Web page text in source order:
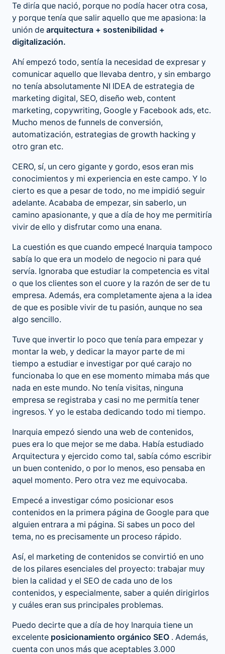
Te diría que nació, porque no podía hacer otra cosa,
y porque tenía que salir aquello que me apasiona: la
unión de arquitectura + sostenibilidad +
digitalización.
Ahí empezó todo, sentía la necesidad de expresar y
comunicar aquello que llevaba dentro, y sin embargo
no tenía absolutamente NI IDEA de estrategia de
marketing digital, SEO, diseño web, content
marketing, copywriting, Google y Facebook ads, etc.
Mucho menos de funnels de conversión,
automatización, estrategias de growth hacking y
otro gran etc.
CERO, sí, un cero gigante y gordo, esos eran mis
conocimientos y mi experiencia en este campo. Y lo
cierto es que a pesar de todo, no me impidió seguir
adelante. Acababa de empezar, sin saberlo, un
camino apasionante, y que a día de hoy me permitiría
vivir de ello y disfrutar como una enana.
La cuestión es que cuando empecé Inarquia tampoco
sabía lo que era un modelo de negocio ni para qué
servía. Ignoraba que estudiar la competencia es vital
o que los clientes son el cuore y la razón de ser de tu
empresa. Además, era completamente ajena a la idea
de que es posible vivir de tu pasión, aunque no sea
algo sencillo.
Tuve que invertir lo poco que tenía para empezar y
montar la web, y dedicar la mayor parte de mi
tiempo a estudiar e investigar por qué carajo no
funcionaba lo que en ese momento mimaba más que
nada en este mundo. No tenía visitas, ninguna
empresa se registraba y casi no me permitía tener
ingresos. Y yo le estaba dedicando todo mi tiempo.
Inarquia empezó siendo una web de contenidos,
pues era lo que mejor se me daba. Había estudiado
Arquitectura y ejercido como tal, sabía cómo escribir
un buen contenido, o por lo menos, eso pensaba en
aquel momento. Pero otra vez me equivocaba.
Empecé a investigar cómo posicionar esos
contenidos en la primera página de Google para que
alguien entrara a mi página. Si sabes un poco del
tema, no es precisamente un proceso rápido.
Así, el marketing de contenidos se convirtió en uno
de los pilares esenciales del proyecto: trabajar muy
bien la calidad y el SEO de cada uno de los
contenidos, y especialmente, saber a quién dirigirlos
y cuáles eran sus principales problemas.
Puedo decirte que a día de hoy Inarquia tiene un
excelente posicionamiento orgánico SEO . Además,
cuenta con unos más que aceptables 3.000